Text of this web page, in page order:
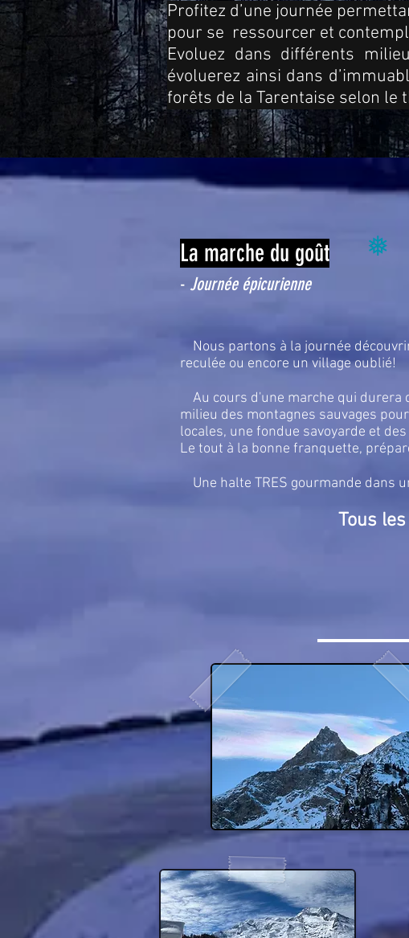
Profitez d’une journée
pour se ressourcer et
Evoluez dans différents
évoluerez ainsi dans
forêts de la Tarentaise selon le
❅
La marche du goût
- Journée épicurienne
Nous partons à la journée
reculée ou encore un village oublié!
Au cours d'une marche qui durera
milieu des montagnes sauvages
locales, une fondue savoyarde et
Le tout à la bonne franquette,
Une halte TRES gourmande dans
Tous l